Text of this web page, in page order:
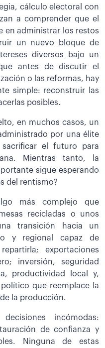
cálculo electoral con
a comprender que el
en administrar los restos
un nuevo bloque de
diversos bajo un
antes de discutir el
o las reformas, hay
simple: reconstruir las
posibles.
en muchos casos, un
por una élite
sacrificar el futuro para
Mientras tanto, la
sigue esperando
del rentismo?
más complejo que
recicladas o unos
transición hacia un
y regional capaz de
exportaciones
inversión, seguridad
productividad local y,
que reemplace la
la producción.
incómodas:
de confianza y
Ninguna de estas